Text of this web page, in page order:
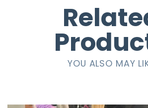
YOU ALSO MAY